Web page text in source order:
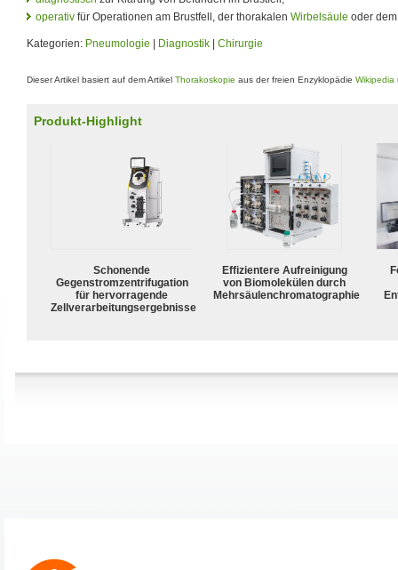
operativ für Operationen am Brustfell, der thorakalen Wirbelsäule oder
Kategorien: Pneumologie Diagnostik Chirurgie
Dieser Artikel basiert auf dem Artikel Thorakoskopie aus der freien Enzyklopädie Wikipedia
Produkt-Highlight
Schonende
Gegenstromzentrifugation
für hervorragende
Zellverarbeitungsergebnisse
Effizientere Aufreinigung
von Biomolekülen durch
Mehrsäulenchromatographie